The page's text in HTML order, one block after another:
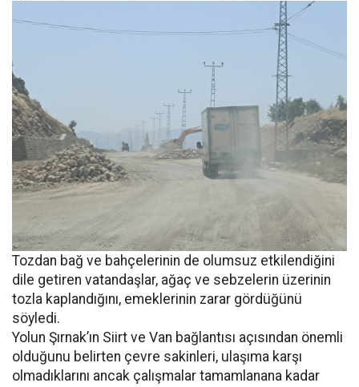
Tozdan bağ ve bahçelerinin de olumsuz etkilendiğini
dile getiren vatandaşlar, ağaç ve sebzelerin üzerinin
tozla kaplandığını, emeklerinin zarar gördüğünü
söyledi.
Yolun Şırnak’ın Siirt ve Van bağlantısı açısından önemli
olduğunu belirten çevre sakinleri, ulaşıma karşı
olmadıklarını ancak çalışmalar tamamlanana kadar